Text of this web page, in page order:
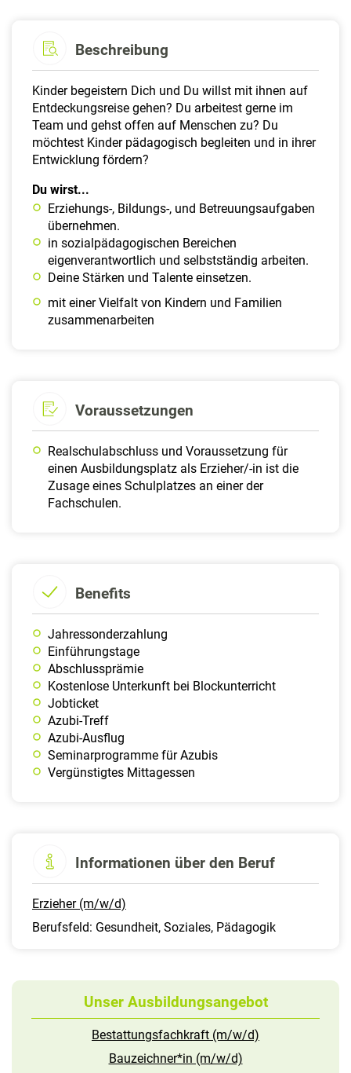
Beschreibung
Kinder begeistern Dich und Du willst mit ihnen auf
Entdeckungsreise gehen? Du arbeitest gerne im
Team und gehst offen auf Menschen zu? Du
möchtest Kinder pädagogisch begleiten und in ihrer
Entwicklung fördern?
Du wirst...
Erziehungs-, Bildungs-, und Betreuungsaufgaben
übernehmen.
in sozialpädagogischen Bereichen
eigenverantwortlich und selbstständig arbeiten.
Deine Stärken und Talente einsetzen.
mit einer Vielfalt von Kindern und Familien
zusammenarbeiten
Voraussetzungen
Realschulabschluss und Voraussetzung für
einen Ausbildungsplatz als Erzieher/-in ist die
Zusage eines Schulplatzes an einer der
Fachschulen.
Benefits
Jahressonderzahlung
Einführungstage
Abschlussprämie
Kostenlose Unterkunft bei Blockunterricht
Jobticket
Azubi-Treff
Azubi-Ausflug
Seminarprogramme für Azubis
Vergünstigtes Mittagessen
Informationen über den Beruf
Erzieher (m/w/d)
Berufsfeld: Gesundheit, Soziales, Pädagogik
Unser Ausbildungsangebot
Bestattungsfachkraft (m/w/d)
Bauzeichner*in (m/w/d)